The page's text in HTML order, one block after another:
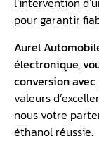
pour garantir
Aurel
électronique,
conversion
valeurs
nous votre
éthanol réussie.